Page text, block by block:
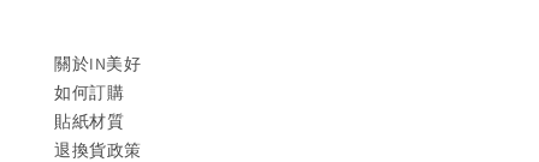
關於IN美好
如何訂購
貼紙材質
退換貨政策